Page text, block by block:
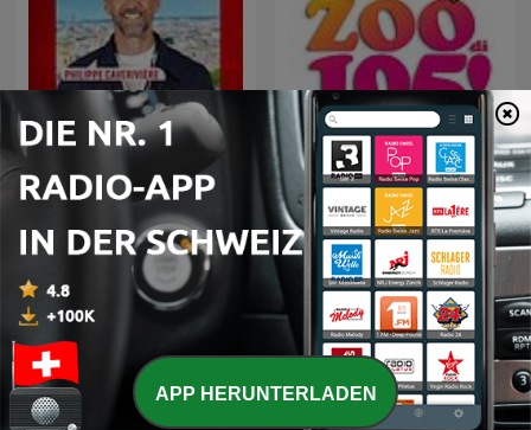
L'œil de Philippe
Caverivière
Lo Zoo di 105
APP HERUNTERLADEN